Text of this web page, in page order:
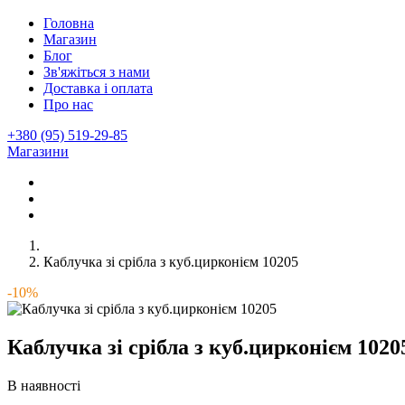
Головна
Магазин
Блог
Зв'яжіться з нами
Доставка і оплата
Про нас
+380 (95) 519-29-85
Магазини
Каблучка зі срібла з куб.цирконієм 10205
-10%
Каблучка зі срібла з куб.цирконієм
В наявності